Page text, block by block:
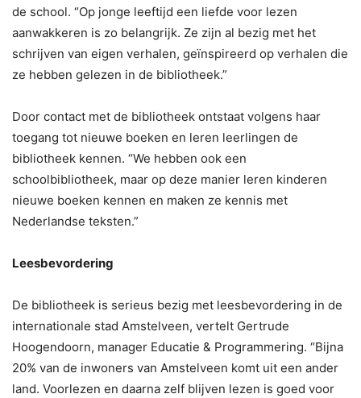
de school. “Op jonge leeftijd een liefde voor lezen
aanwakkeren is zo belangrijk. Ze zijn al bezig met het
schrijven van eigen verhalen, geïnspireerd op verhalen die
ze hebben gelezen in de bibliotheek.”
Door contact met de bibliotheek ontstaat volgens haar
toegang tot nieuwe boeken en leren leerlingen de
bibliotheek kennen. “We hebben ook een
schoolbibliotheek, maar op deze manier leren kinderen
nieuwe boeken kennen en maken ze kennis met
Nederlandse teksten.”
Leesbevordering
De bibliotheek is serieus bezig met leesbevordering in de
internationale stad Amstelveen, vertelt Gertrude
Hoogendoorn, manager Educatie & Programmering. “Bijna
20% van de inwoners van Amstelveen komt uit een ander
land. Voorlezen en daarna zelf blijven lezen is goed voor